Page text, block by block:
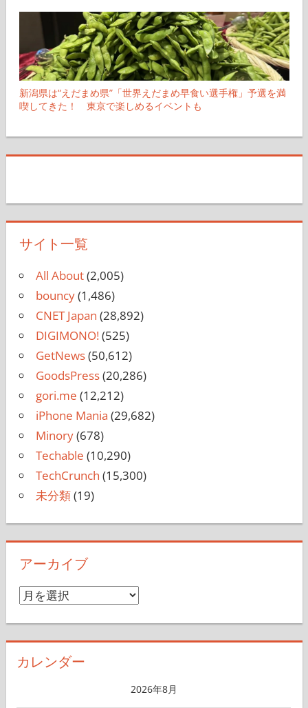
新潟県は“えだまめ県”「世界えだまめ早食い選手権」予選を満
喫してきた！ 東京で楽しめるイベントも
サイト一覧
All About(2,005)
bouncy(1,486)
CNET Japan (28,892)
DIGIMONO!(525)
GetNews(50,612)
GoodsPress(20,286)
gori.me (12,212)
iPhone Mania (29,682)
Minory(678)
Techable (10,290)
TechCrunch (15,300)
未分類(19)
アーカイブ
ア
イ
カレンダー
2026年8月